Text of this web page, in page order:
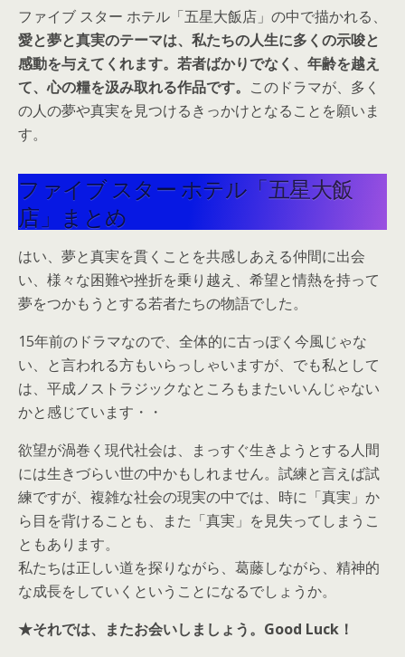
ファイブ スター ホテル「五星大飯店」の中で描かれる、
愛と夢と真実のテーマは、私たちの人生に多くの示唆と
感動を与えてくれます。若者ばかりでなく、年齢を越え
て、心の糧を汲み取れる作品です。 このドラマが、多く
の人の夢や真実を見つけるきっかけとなることを願いま
す。
ファイブ スター ホテル「五星大飯
店」まとめ
はい、夢と真実を貫くことを共感しあえる仲間に出会
い、様々な困難や挫折を乗り越え、希望と情熱を持って
夢をつかもうとする若者たちの物語でした。
15年前のドラマなので、全体的に古っぽく今風じゃな
い、と言われる方もいらっしゃいますが、でも私として
は、平成ノストラジックなところもまたいいんじゃない
かと感じています・・
欲望が渦巻く現代社会は、まっすぐ生きようとする人間
には生きづらい世の中かもしれません。試練と言えば試
練ですが、複雑な社会の現実の中では、時に「真実」か
ら目を背けることも、また「真実」を見失ってしまうこ
ともあります。
私たちは正しい道を探りながら、葛藤しながら、精神的
な成長をしていくということになるでしょうか。
★それでは、またお会いしましょう。Good Luck！